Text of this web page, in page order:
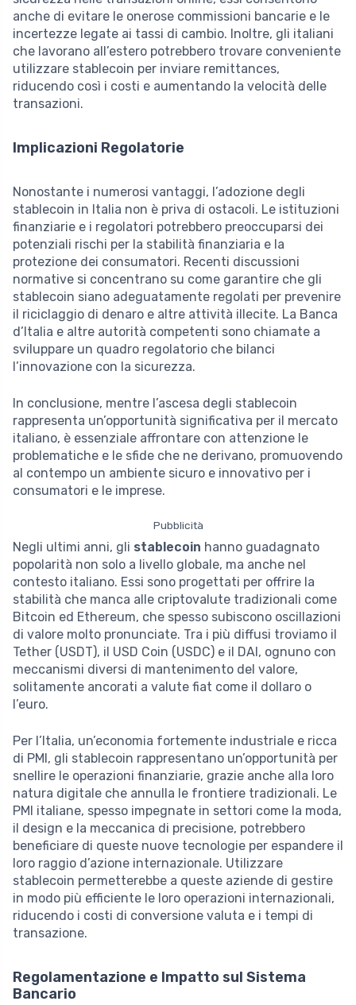
anche di evitare le onerose commissioni bancarie e le
incertezze legate ai tassi di cambio. Inoltre, gli italiani
che lavorano all’estero potrebbero trovare conveniente
utilizzare stablecoin per inviare remittances,
riducendo così i costi e aumentando la velocità delle
transazioni.
Implicazioni Regolatorie
Nonostante i numerosi vantaggi, l’adozione degli
stablecoin in Italia non è priva di ostacoli. Le istituzioni
finanziarie e i regolatori potrebbero preoccuparsi dei
potenziali rischi per la stabilità finanziaria e la
protezione dei consumatori. Recenti discussioni
normative si concentrano su come garantire che gli
stablecoin siano adeguatamente regolati per prevenire
il riciclaggio di denaro e altre attività illecite. La Banca
d’Italia e altre autorità competenti sono chiamate a
sviluppare un quadro regolatorio che bilanci
l’innovazione con la sicurezza.
In conclusione, mentre l’ascesa degli stablecoin
rappresenta un’opportunità significativa per il mercato
italiano, è essenziale affrontare con attenzione le
problematiche e le sfide che ne derivano, promuovendo
al contempo un ambiente sicuro e innovativo per i
consumatori e le imprese.
Pubblicità
Negli ultimi anni, gli stablecoin hanno guadagnato
popolarità non solo a livello globale, ma anche nel
contesto italiano. Essi sono progettati per offrire la
stabilità che manca alle criptovalute tradizionali come
Bitcoin ed Ethereum, che spesso subiscono oscillazioni
di valore molto pronunciate. Tra i più diffusi troviamo il
Tether (USDT), il USD Coin (USDC) e il DAI, ognuno con
meccanismi diversi di mantenimento del valore,
solitamente ancorati a valute fiat come il dollaro o
l’euro.
Per l’Italia, un’economia fortemente industriale e ricca
di PMI, gli stablecoin rappresentano un’opportunità per
snellire le operazioni finanziarie, grazie anche alla loro
natura digitale che annulla le frontiere tradizionali. Le
PMI italiane, spesso impegnate in settori come la moda,
il design e la meccanica di precisione, potrebbero
beneficiare di queste nuove tecnologie per espandere il
loro raggio d’azione internazionale. Utilizzare
stablecoin permetterebbe a queste aziende di gestire
in modo più efficiente le loro operazioni internazionali,
riducendo i costi di conversione valuta e i tempi di
transazione.
Regolamentazione e Impatto sul Sistema
Bancario